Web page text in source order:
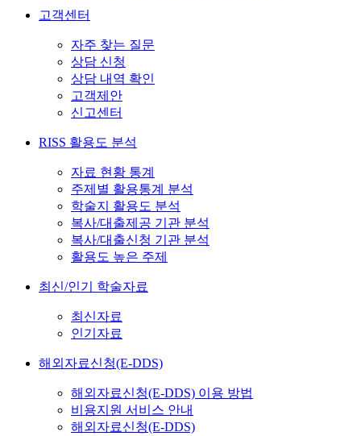
고객센터
자주 찾는 질문
상담 신청
상담 내역 확인
고객제안
신고센터
RISS 활용도 분석
자료 현황 통계
주제별 활용통계 분석
학술지 활용도 분석
복사/대출제공 기관 분석
복사/대출신청 기관 분석
활용도 높은 주제
최신/인기 학술자료
최신자료
인기자료
해외자료신청(E-DDS)
해외자료신청(E-DDS) 이용 방법
비용지원 서비스 안내
해외자료신청(E-DDS)